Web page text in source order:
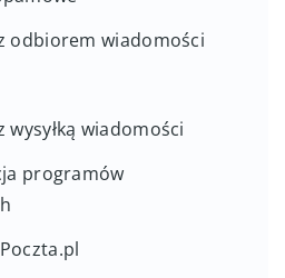
odbiorem wiadomości
wysyłką wiadomości
programów